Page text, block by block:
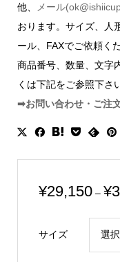
他、
メール
おります。サイズ、人
ール、FAXでご依頼く
商品番号、数量、文字
くは下記をご参照下さ
➡お問い合わせ・ご注
¥29,150 – ¥
サイズ